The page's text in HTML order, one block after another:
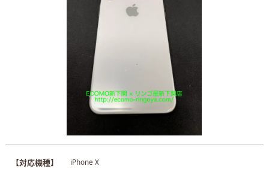
【対応機種】 iPhone X